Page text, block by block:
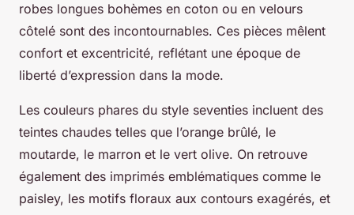
robes longues bohèmes en coton ou en velours
côtelé sont des incontournables. Ces pièces mêlent
confort et excentricité, reflétant une époque de
liberté d’expression dans la mode.
Les couleurs phares du style seventies incluent des
teintes chaudes telles que l’orange brûlé, le
moutarde, le marron et le vert olive. On retrouve
également des imprimés emblématiques comme le
paisley, les motifs floraux aux contours exagérés, et